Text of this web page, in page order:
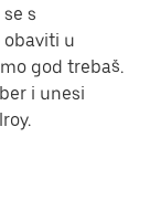
s
u
god trebaš.
i unesi